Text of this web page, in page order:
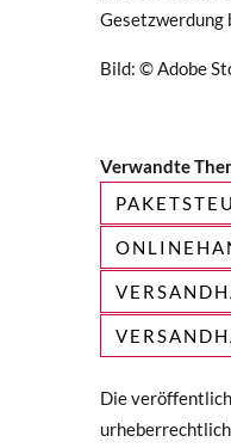
Gesetzwerdung
Bild: © Adobe
Verwandte
Die